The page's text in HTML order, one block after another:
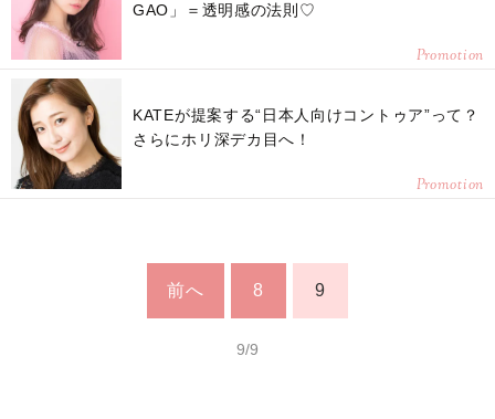
GAO」＝透明感の法則♡
Promotion
KATEが提案する“日本人向けコントゥア”って？
さらにホリ深デカ目へ！
Promotion
前へ 8 9
9/9